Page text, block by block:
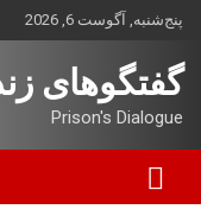
محتوا
بروید
پنج‌شنبه, آگوست 6, 2026
گفتگوهای
Prison's Dialogue